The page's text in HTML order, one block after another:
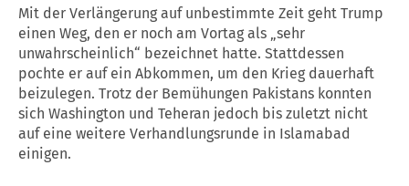
Mit der Verlängerung auf unbestimmte Zeit geht Trump
einen Weg, den er noch am Vortag als „sehr
unwahrscheinlich“ bezeichnet hatte. Stattdessen
pochte er auf ein Abkommen, um den Krieg dauerhaft
beizulegen. Trotz der Bemühungen Pakistans konnten
sich Washington und Teheran jedoch bis zuletzt nicht
auf eine weitere Verhandlungsrunde in Islamabad
einigen.